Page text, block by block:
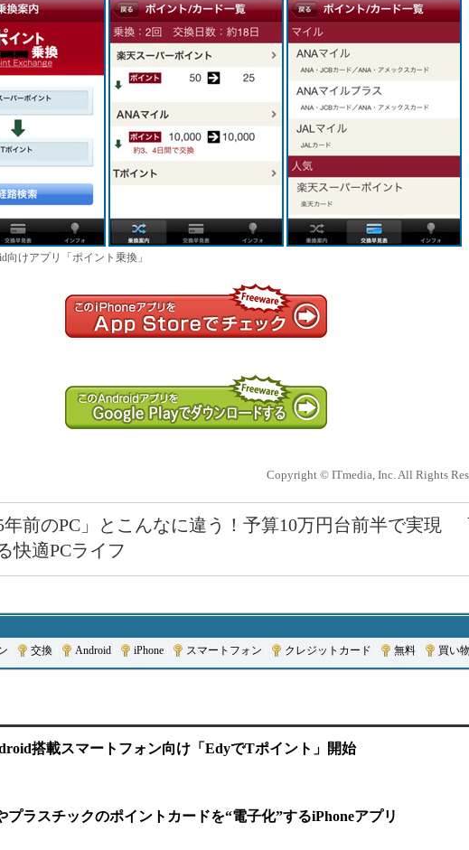
向けアプリ「ポイント乗換」
Copyright © ITmedia, Inc. All Rights
5年前のPC」とこんなに違う！予算10万円台前半で実現
快適PCライフ
交換 Android iPhone スマートフォン クレジットカード 無料 買い物
搭載スマートフォン向け「EdyでTポイント」開始
プラスチックのポイントカードを“電子化”するiPhoneアプリ